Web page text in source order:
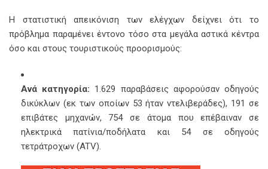
Η στατιστική απεικόνιση των ελέγχων δείχνει ότι το
πρόβλημα παραμένει έντονο τόσο στα μεγάλα αστικά κέντρα
όσο και στους τουριστικούς προορισμούς:
Ανά κατηγορία: 1.629 παραβάσεις αφορούσαν οδηγούς
δικύκλων (εκ των οποίων 53 ήταν ντελιβεράδες), 191 σε
επιβάτες μηχανών, 754 σε άτομα που επέβαιναν σε
ηλεκτρικά πατίνια/ποδήλατα και 54 σε οδηγούς
τετράτροχων (ATV).